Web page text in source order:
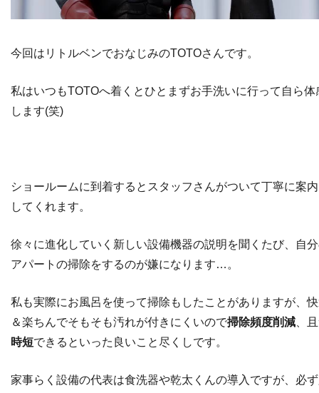
今回はリトルベンでおなじみのTOTOさんです。
私はいつもTOTOへ着くとひとまずお手洗いに行って自ら体
します(笑)
ショールームに到着するとスタッフさんがついて丁寧に案
してくれます。
徐々に進化していく新しい設備機器の説明を聞くたび、自
アパートの掃除をするのが嫌になります…。
私も実際にお風呂を使って掃除もしたことがありますが、
＆楽ちんでそもそも汚れが付きにくいので掃除頻度削減 、
時短できるといった良いこと尽くしです。
家事らく設備の代表は食洗器や乾太くんの導入ですが、必